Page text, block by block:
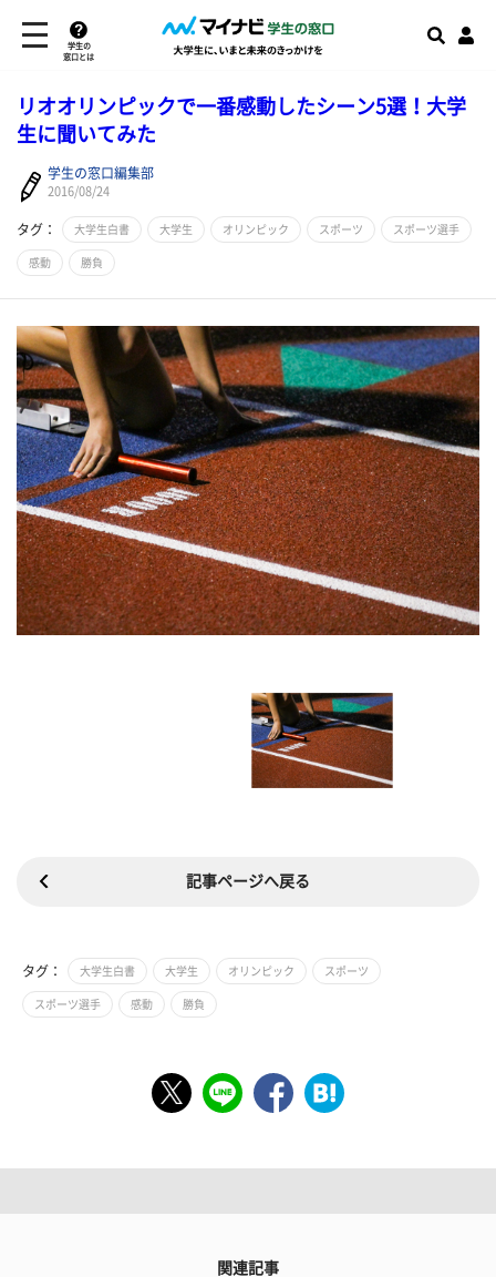
学生の
窓口とは
リオオリンピックで一番感動したシーン5選！大学
生に聞いてみた
学生の窓口編集部
2016/08/24
タグ： 大学生白書 大学生 オリンピック スポーツ スポーツ選手
感動 勝負
記事ページへ戻る
タグ： 大学生白書 大学生 オリンピック スポーツ
スポーツ選手 感動 勝負
関連記事